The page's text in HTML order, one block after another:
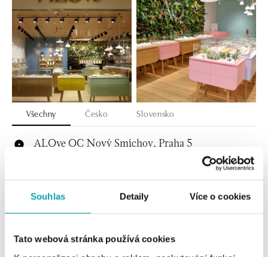
Souhlas Detaily Více o cookies
Tato webová stránka používá cookies
Všechny Česko Slovensko
ALOve OC Nový Smíchov, Praha 5
dnes otevřeno do 21:00
ALOve OC Olympia, Brno
U Dálnice 777, 664 42 Brno
tel.: +420604389337